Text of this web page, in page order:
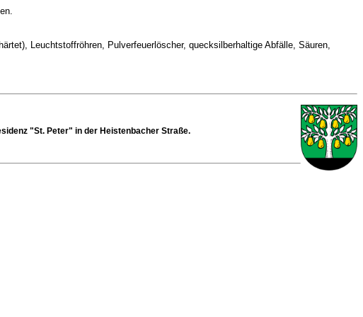
Leuchtstoffröhren, Pulverfeuerlöscher, quecksilberhaltige Abfälle, Säuren,
"St. Peter" in der Heistenbacher Straße.